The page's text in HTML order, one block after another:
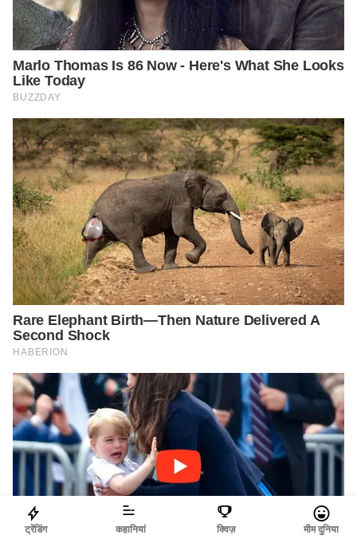
ट्रेंडिंग कहानियां क्विज़ मीम दुनिया